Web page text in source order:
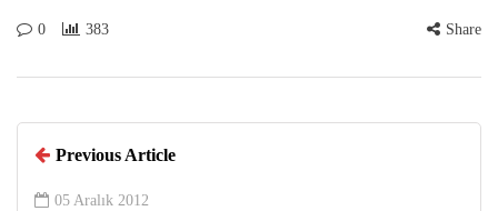
0 383 Share
Previous Article
05 Aralık 2012